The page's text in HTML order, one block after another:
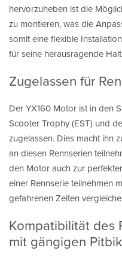
hervorzuheben ist die
zu montieren, was die
somit eine flexible
für seine herausragende
Zugelassen für
Der YX160 Motor ist in den
Scooter Trophy (EST) und
zugelassen. Dies macht ihn
an diesen Rennserien
den Motor auch zur
einer Rennserie teilnehmen
gefahrenen Zeiten
Kompatibilität des
mit gängigen